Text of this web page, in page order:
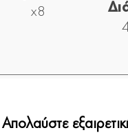
x8
Απολαύστε